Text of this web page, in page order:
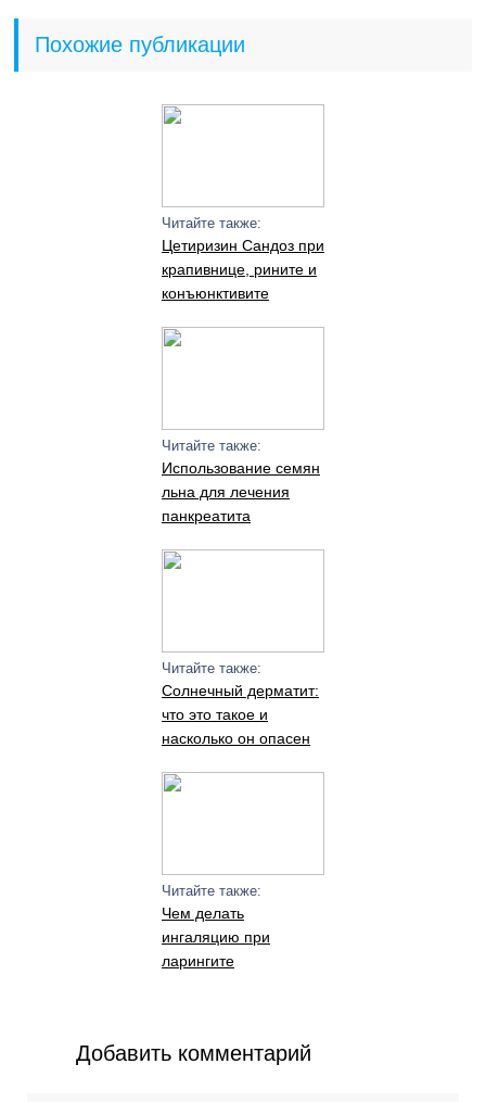
Похожие публикации
Читайте также:
Цетиризин Сандоз при
крапивнице, рините и
конъюнктивите
Читайте также:
Использование семян
льна для лечения
панкреатита
Читайте также:
Солнечный дерматит:
что это такое и
насколько он опасен
Читайте также:
Чем делать
ингаляцию при
ларингите
Добавить комментарий